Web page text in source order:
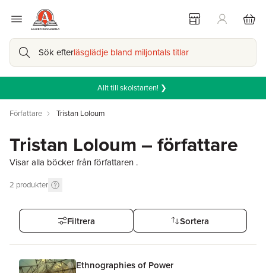
Sök efterläsglädje bland miljontals titlar
Allt till skolstarten! ❯
Författare Tristan Loloum
Tristan Loloum – författare
Visar alla böcker från författaren .
2 produkter
Filtrera Sortera
Ethnographies of Power